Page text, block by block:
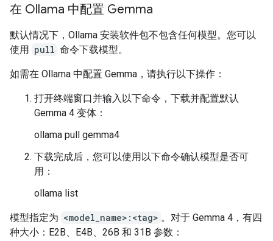
在 Ollama 中配置 Gemma
默认情况下，Ollama 安装软件包不包含任何模型。您可以
使用 pull 命令下载模型。
如需在 Ollama 中配置 Gemma，请执行以下操作：
打开终端窗口并输入以下命令，下载并配置默认
Gemma 4 变体：
ollama pull gemma4
下载完成后，您可以使用以下命令确认模型是否可
用：
ollama list
模型指定为 <model_name>:<tag> 。对于 Gemma 4，有四
种大小：E2B、E4B、26B 和 31B 参数：